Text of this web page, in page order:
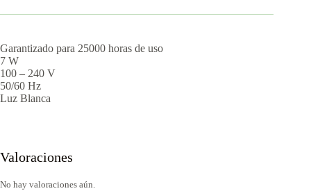
Garantizado para 25000 horas de uso
7 W
100 – 240 V
50/60 Hz
Luz Blanca
Valoraciones
No hay valoraciones aún.